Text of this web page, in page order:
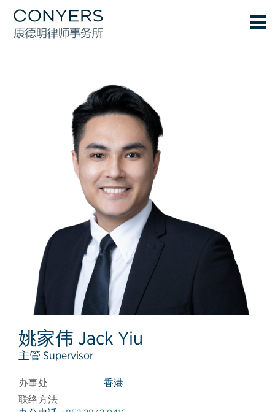
姚家伟 Jack Yiu
主管 Supervisor
办事处
香港
联络方法